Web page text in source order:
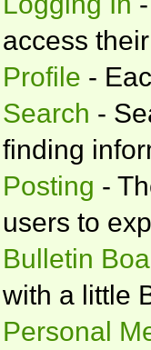
access
Profile -
Search -
finding
Posting -
users to
Bulletin
with a little
Personal